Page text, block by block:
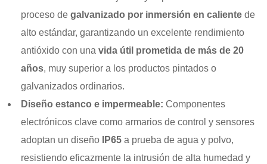
proceso degalvanizado por inmersión en caliente de
alto estándar, garantizando un excelente rendimiento
antióxido con unavida útil prometida de más de 20
años, muy superior a los productos pintados o
galvanizados ordinarios.
Diseño estanco e impermeable: Componentes
electrónicos clave como armarios de control y sensores
adoptan un diseño
IP65 a prueba de agua y polvo,
resistiendo eficazmente la intrusión de alta humedad y